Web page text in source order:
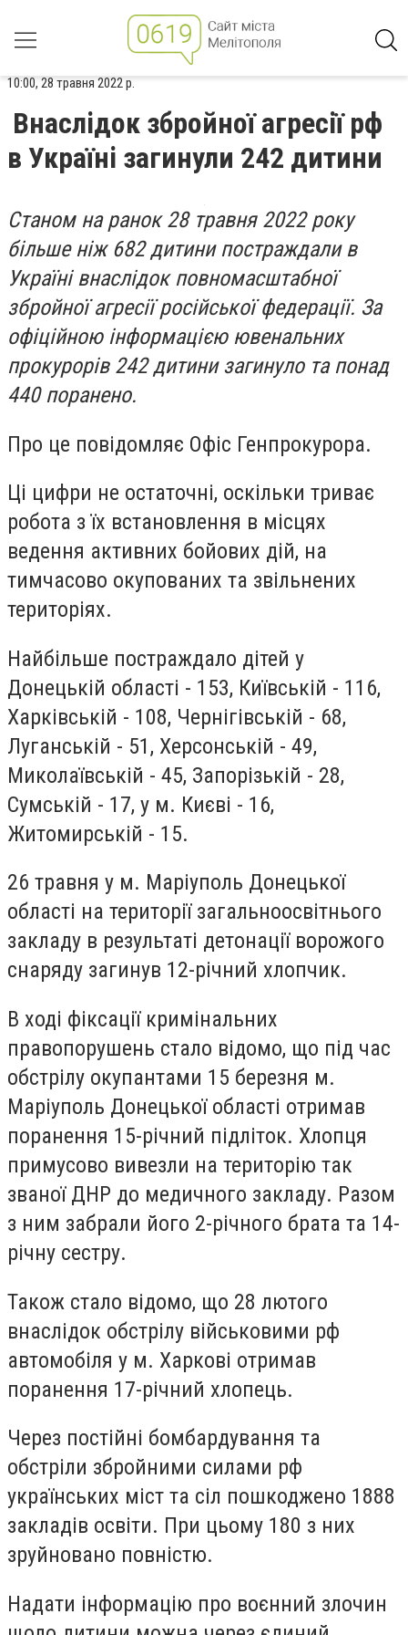
10:00, 28 травня 2022 р.
Внаслідок збройної агресії рф
в Україні загинули 242 дитини
Станом на ранок 28 травня 2022 року
більше ніж 682 дитини постраждали в
Україні внаслідок повномасштабної
збройної агресії російської федерації. За
офіційною інформацією ювенальних
прокурорів 242 дитини загинуло та понад
440 поранено.
Про це повідомляє Офіс Генпрокурора.
Ці цифри не остаточні, оскільки триває
робота з їх встановлення в місцях
ведення активних бойових дій, на
тимчасово окупованих та звільнених
територіях.
Найбільше постраждало дітей у
Донецькій області - 153, Київській - 116,
Харківській - 108, Чернігівській - 68,
Луганській - 51, Херсонській - 49,
Миколаївській - 45, Запорізькій - 28,
Сумській - 17, у м. Києві - 16,
Житомирській - 15.
26 травня у м. Маріуполь Донецької
області на території загальноосвітнього
закладу в результаті детонації ворожого
снаряду загинув 12-річний хлопчик.
В ході фіксації кримінальних
правопорушень стало відомо, що під час
обстрілу окупантами 15 березня м.
Маріуполь Донецької області отримав
поранення 15-річний підліток. Хлопця
примусово вивезли на територію так
званої ДНР до медичного закладу. Разом
з ним забрали його 2-річного брата та 14-
річну сестру.
Також стало відомо, що 28 лютого
внаслідок обстрілу військовими рф
автомобіля у м. Харкові отримав
поранення 17-річний хлопець.
Через постійні бомбардування та
обстріли збройними силами рф
українських міст та сіл пошкоджено 1888
закладів освіти. При цьому 180 з них
зруйновано повністю.
Надати інформацію про воєнний злочин